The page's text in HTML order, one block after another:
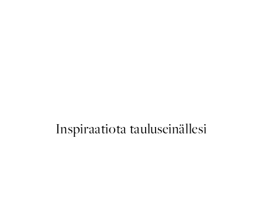
Inspiraatiota tauluseinällesi